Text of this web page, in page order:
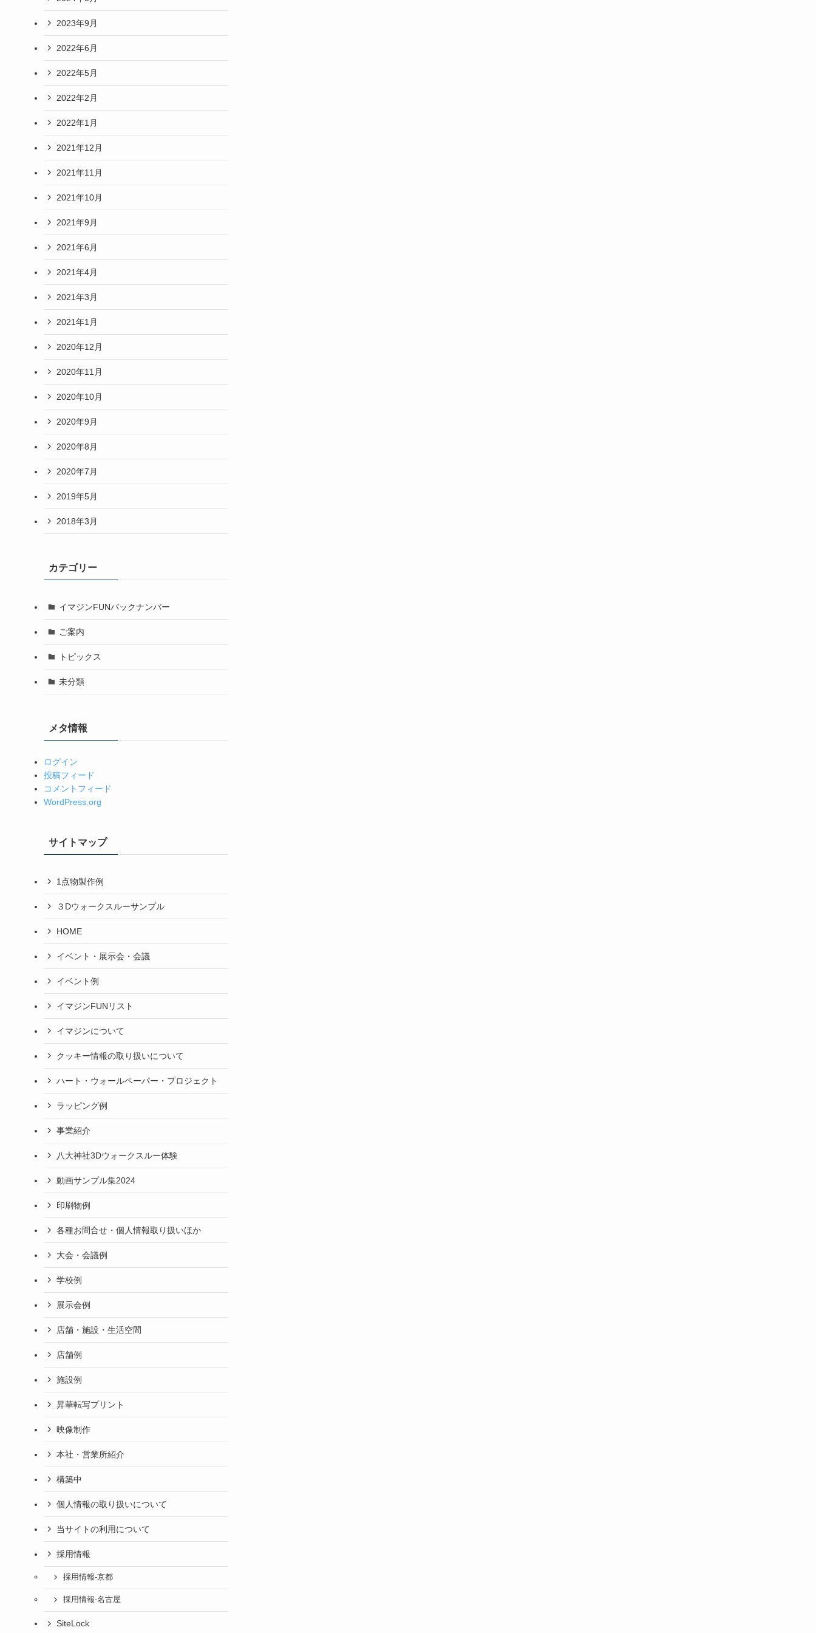
2023年9月
2022年6月
2022年5月
2022年2月
2022年1月
2021年12月
2021年11月
2021年10月
2021年9月
2021年6月
2021年4月
2021年3月
2021年1月
2020年12月
2020年11月
2020年10月
2020年9月
2020年8月
2020年7月
2019年5月
2018年3月
カテゴリー
イマジンFUNバックナンバー
ご案内
トピックス
未分類
メタ情報
ログイン
投稿フィード
コメントフィード
WordPress.org
サイトマップ
1点物製作例
３Dウォークスルーサンプル
HOME
イベント・展示会・会議
イベント例
イマジンFUNリスト
イマジンについて
クッキー情報の取り扱いについて
ハート・ウォールペーパー・プロジェクト
ラッピング例
事業紹介
八大神社3Dウォークスルー体験
動画サンプル集2024
印刷物例
各種お問合せ・個人情報取り扱いほか
大会・会議例
学校例
展示会例
店舗・施設・生活空間
店舗例
施設例
昇華転写プリント
映像制作
本社・営業所紹介
構築中
個人情報の取り扱いについて
当サイトの利用について
採用情報
採用情報-京都
採用情報-名古屋
SiteLock